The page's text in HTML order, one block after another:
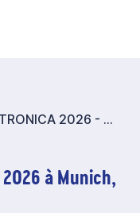
ELECTRONICA 2026 - Pavillon France Composants électroniques - Allemagne
à Munich,